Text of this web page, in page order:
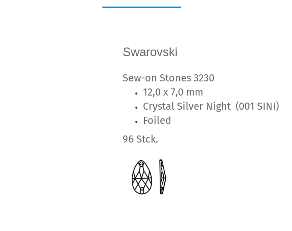
Swarovski
Sew-on Stones 3230
12,0 x 7,0 mm
Crystal Silver Night (001 SINI)
Foiled
96 Stck.